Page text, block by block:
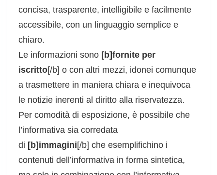
concisa, trasparente, intelligibile e facilmente
accessibile, con un linguaggio semplice e
chiaro.
Le informazioni sono [b]fornite per
iscritto[/b] o con altri mezzi, idonei comunque
a trasmettere in maniera chiara e inequivoca
le notizie inerenti al diritto alla riservatezza.
Per comodità di esposizione, è possibile che
l’informativa sia corredata
di [b]immagini[/b] che esemplifichino i
contenuti dell’informativa in forma sintetica,